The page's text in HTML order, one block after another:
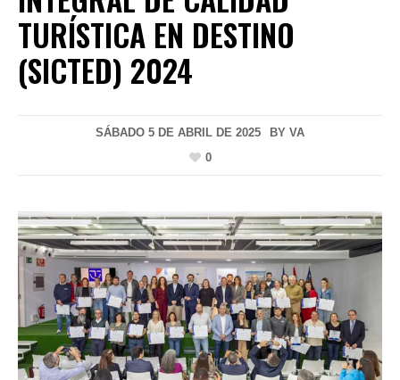
TURÍSTICA EN DESTINO
(SICTED) 2024
SÁBADO 5 DE ABRIL DE 2025 BY VA
0